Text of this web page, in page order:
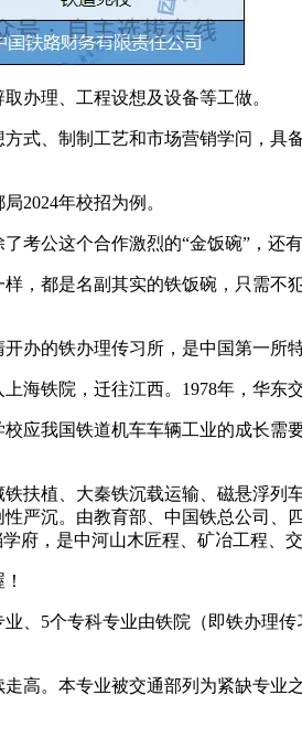
办理、工程设想及设备等工做。
、制制工艺和市场营销学问，具
2024年校招为例。
公这个合作激烈的“金饭碗”，还有
都是名副其实的铁饭碗，只需不
的铁办理传习所，是中国第一所
铁院，迁往江西。1978年，华东
我国铁道机车车辆工业的成长需
植、大秦铁沉载运输、磁悬浮列
严沉。由教育部、中国铁总公司、
府，是中河山木匠程、矿冶工程、
5个专科专业由铁院（即铁办理
。本专业被交通部列为紧缺专业